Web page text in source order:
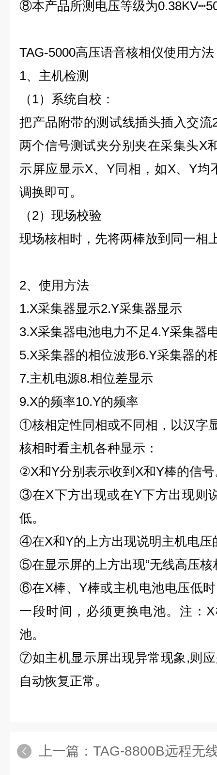
⑧本产品所测电压等级为
TAG-5000高压语音核相仪使用方法
1、主机检测
（1）系统自校：
把产品附带的测试线插头插入交
两个信号测试夹分别夹在采集头X
示屏应显示X、Y同相，如X、Y均
调换即可。
（2）现场校验
现场核相时，先将两棒放到同一相
2、使用方法
1.X采集器显示2.Y采集器显示
3.X采集器电池电力不足4.Y采集器
5.X采集器的相位波形6.Y采集器的
7.主机电源8.相位差显示
9.X的频率10.Y的频率
①核相定性同相或不同相，以汉字
核相时看主机各种显示：
②X和Y分别表示收到X和Y棒的信
③在X下方出现或在Y下方出现则
低。
④在X和Y的上方出现说明主机电压
⑤在显示屏的上方出现“无线高压核
⑥在X棒、Y棒或主机电池电压低
一段时间，必须更换电池。注：
池。
⑦如主机显示屏出现异常现象,则
自动恢复正常。
上一篇： TAG-8800B远程无